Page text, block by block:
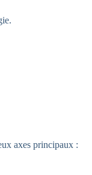
axes principaux :